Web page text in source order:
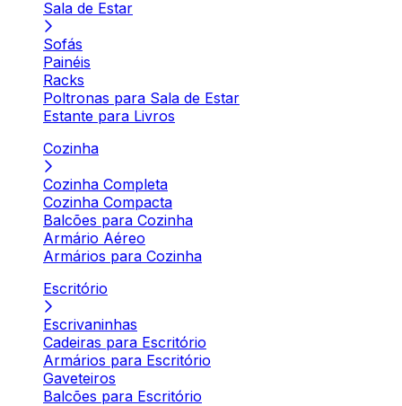
Sala de Estar
Sofás
Painéis
Racks
Poltronas para Sala de Estar
Estante para Livros
Cozinha
Cozinha Completa
Cozinha Compacta
Balcões para Cozinha
Armário Aéreo
Armários para Cozinha
Escritório
Escrivaninhas
Cadeiras para Escritório
Armários para Escritório
Gaveteiros
Balcões para Escritório